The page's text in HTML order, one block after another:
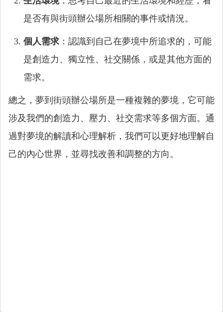
是否有與街頭辦公場所相關的事件或情況。
個人需求 ：認識到自己在夢境中所追求的，可能
是創造力、獨立性、社交關係，或是其他方面的
需求。
總之，夢到街頭辦公場所是一種複雜的夢境，它可能
涉及我們的創造力、壓力、社交需求等多個方面。通
過對夢境的解讀和心理解析，我們可以更好地理解自
己的內心世界，並尋找改善和調整的方向。